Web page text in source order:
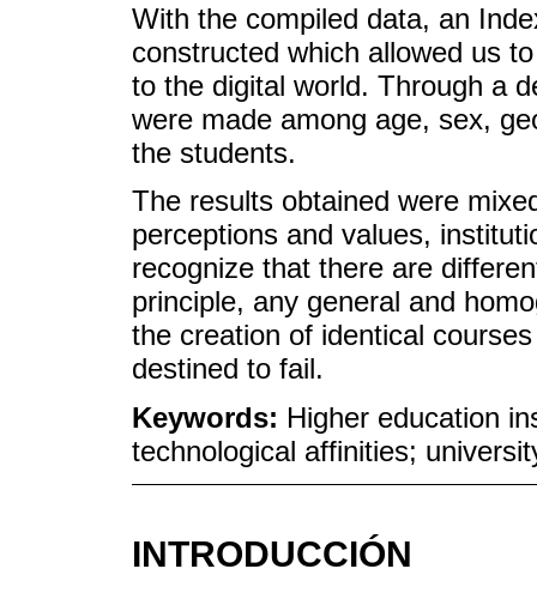
With the compiled data, an
constructed which allowed us
to the digital world. Through a
were made among age, sex,
the students.
The results obtained were
perceptions and values,
recognize that there are
principle, any general and
the creation of identical
destined to fail.
Keywords: Higher education
technological affinities;
INTRODUCCIÓN